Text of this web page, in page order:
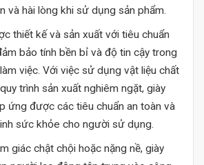
và hài lòng khi sử dụng sản phẩm.
thiết kế và sản xuất với tiêu chuẩn
bảo tính bền bỉ và độ tin cậy trong
việc. Với việc sử dụng vật liệu chất
trình sản xuất nghiêm ngặt, giày
ứng được các tiêu chuẩn an toàn và
sức khỏe cho người sử dụng.
giác chật chội hoặc nặng nề, giày